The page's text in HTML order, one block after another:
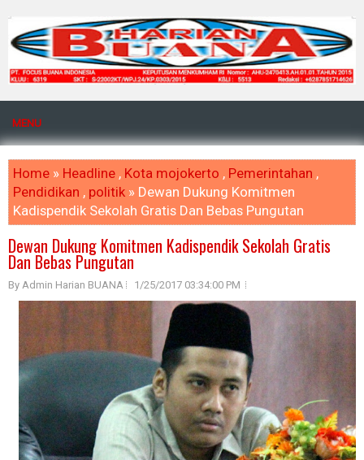
MENU
Home » Headline , Kota mojokerto , Pemerintahan ,
Pendidikan , politik » Dewan Dukung Komitmen
Kadispendik Sekolah Gratis Dan Bebas Pungutan
Dewan Dukung Komitmen Kadispendik Sekolah Gratis
Dan Bebas Pungutan
By Admin Harian BUANA 1/25/2017 03:34:00 PM